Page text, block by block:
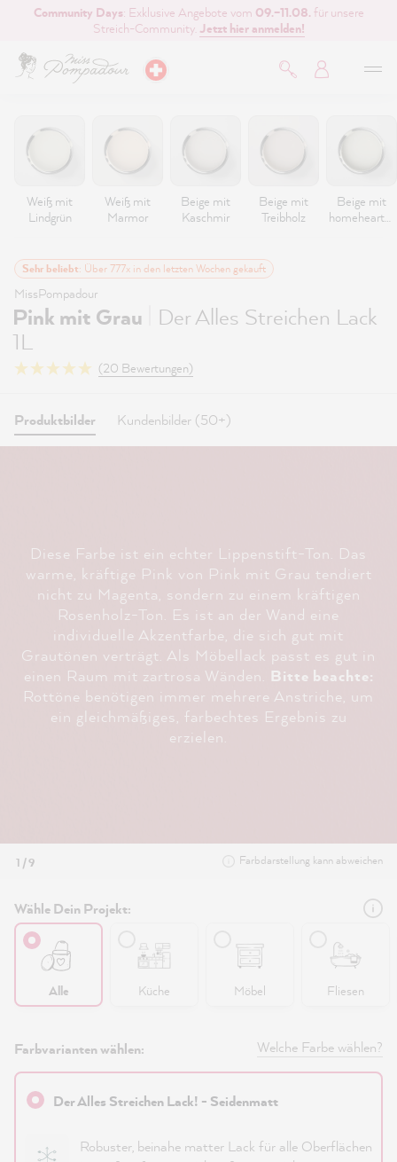
springen
Community Days: Exklusive Angebote vom 09.–11.08. für unsere
Streich-Community. Jetzt hier anmelden!
Weiß mit
Lindgrün
Weiß mit
Marmor
Beige mit
Kaschmir
Beige mit
Treibholz
Beige mit
homeheartm
Sehr beliebt: Über 777x in den letzten Wochen gekauft
MissPompadour
Pink mit Grau
Der Alles Streichen Lack
1L
(20 Bewertungen)
Produktbilder Kundenbilder (50+)
Diese Farbe ist ein echter Lippenstift-Ton. Das
warme, kräftige Pink von Pink mit Grau tendiert
nicht zu Magenta, sondern zu einem kräftigen
Rosenholz-Ton. Es ist an der Wand eine
individuelle Akzentfarbe, die sich gut mit
Grautönen verträgt. Als Möbellack passt es gut in
einen Raum mit zartrosa Wänden. Bitte beachte:
Rottöne benötigen immer mehrere Anstriche, um
ein gleichmäßiges, farbechtes Ergebnis zu
erzielen.
1 / 9 Farbdarstellung kann abweichen
Wähle Dein Projekt:
Alle Küche Möbel Fliesen
Farbvarianten wählen: Welche Farbe wählen?
Der Alles Streichen Lack! - Seidenmatt
Robuster, beinahe matter Lack für alle Oberflächen